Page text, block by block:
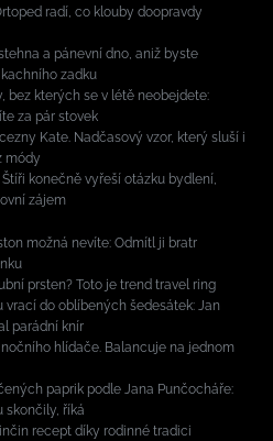
radí, co klouby doopravdy
a pánevní dno, aniž byste
zadku
bez kterých se v létě neobejdete:
za pár stovek
Kate. Nadčasový vzor, který sluší i
módy
konečně vyřeší otázku bydlení,
zájem
možná nevíte: Odmítl ji bratr
prsten? Toto je trend travel ring
vrací do oblíbených šedesátek: Jan
parádní knír
hlídače. Balancuje na jednom
paprik podle Jana Punčocháře:
skončily, říká
recept díky rodinné tradici